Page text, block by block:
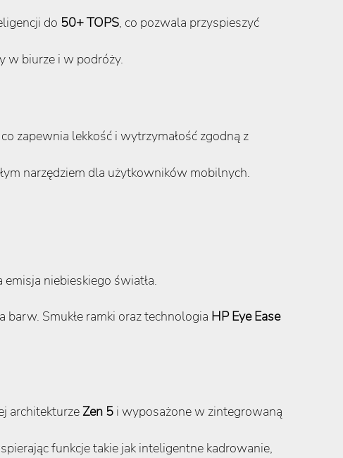
do 50+ TOPS, co pozwala przyspieszyć
w biurze i w podróży.
zapewnia lekkość i wytrzymałość zgodną z
narzędziem dla użytkowników mobilnych.
niebieskiego światła.
Smukłe ramki oraz technologia HP Eye Ease
architekturzeZen 5 i wyposażone w zintegrowaną
funkcje takie jak inteligentne kadrowanie,